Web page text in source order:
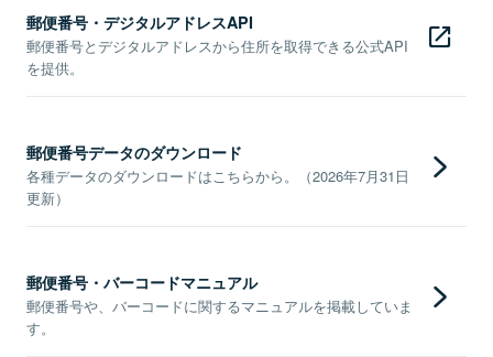
郵便番号・デジタルアドレスAPI
郵便番号とデジタルアドレスから住所を取得できる公式API
を提供。
郵便番号データのダウンロード
各種データのダウンロードはこちらから。（2026年7月31日
更新）
郵便番号・バーコードマニュアル
郵便番号や、バーコードに関するマニュアルを掲載していま
す。